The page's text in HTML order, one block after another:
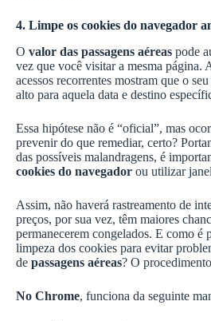
4. Limpe os cookies do navegador
O valor das passagens aéreas pode
vez que você visitar a mesma página.
acessos recorrentes mostram que o seu
alto para aquela data e destino
Essa hipótese não é “oficial”, mas
prevenir do que remediar, certo?
das possíveis malandragens, é
cookies do navegador ou utilizar
Assim, não haverá rastreamento de
preços, por sua vez, têm maiores
permanecerem congelados. E como é
limpeza dos cookies para evitar
de passagens aéreas? O
No Chrome, funciona da seguinte